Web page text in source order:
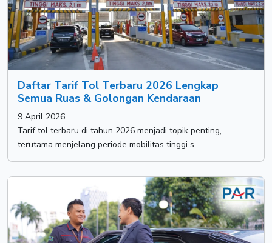
Daftar Tarif Tol Terbaru 2026 Lengkap
Semua Ruas & Golongan Kendaraan
9 April 2026
Tarif tol terbaru di tahun 2026 menjadi topik penting,
terutama menjelang periode mobilitas tinggi s...